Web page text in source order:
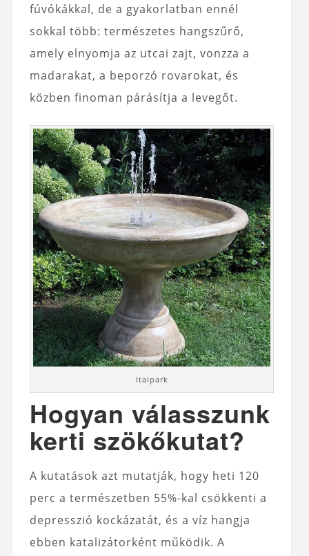
fúvókákkal, de a gyakorlatban ennél
sokkal több: természetes hangszűrő,
amely elnyomja az utcai zajt, vonzza a
madarakat, a beporzó rovarokat, és
közben finoman párásítja a levegőt.
Italpark
Hogyan válasszunk
kerti szökőkutat?
A kutatások azt mutatják, hogy heti 120
perc a természetben 55%-kal csökkenti a
depresszió kockázatát, és a víz hangja
ebben katalizátorként működik. A